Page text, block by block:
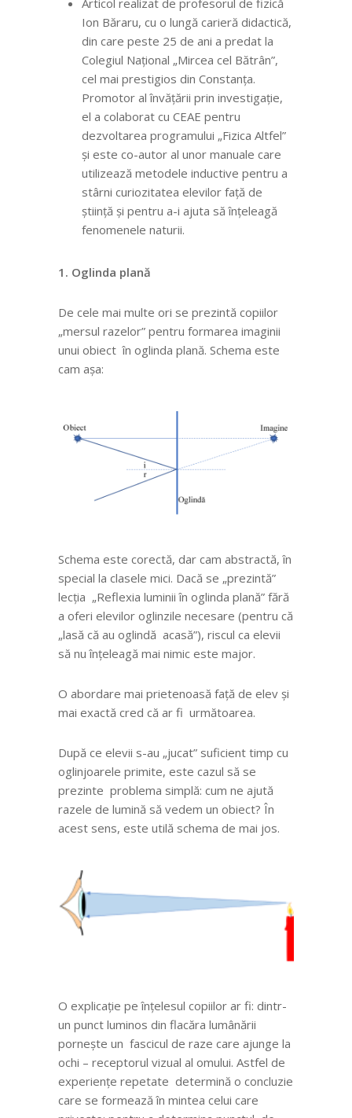
Articol realizat de profesorul de fizică
Ion Băraru, cu o lungă carieră didactică,
din care peste 25 de ani a predat la
Colegiul Național „Mircea cel Bătrân”,
cel mai prestigios din Constanța.
Promotor al învățării prin investigație,
el a colaborat cu CEAE pentru
dezvoltarea programului „Fizica Altfel”
și este co-autor al unor manuale care
utilizează metodele inductive pentru a
stârni curiozitatea elevilor față de
știință și pentru a-i ajuta să înțeleagă
fenomenele naturii.
1. Oglinda plană
De cele mai multe ori se prezintă copiilor
„mersul razelor” pentru formarea imaginii
unui obiect în oglinda plană. Schema este
cam așa:
Schema este corectă, dar cam abstractă, în
special la clasele mici. Dacă se „prezintă”
lecția „Reflexia luminii în oglinda plană” fără
a oferi elevilor oglinzile necesare (pentru că
„lasă că au oglindă acasă”), riscul ca elevii
să nu înțeleagă mai nimic este major.
O abordare mai prietenoasă față de elev și
mai exactă cred că ar fi următoarea.
După ce elevii s-au „jucat” suficient timp cu
oglinjoarele primite, este cazul să se
prezinte problema simplă: cum ne ajută
razele de lumină să vedem un obiect? În
acest sens, este utilă schema de mai jos.
O explicație pe înțelesul copiilor ar fi: dintr-
un punct luminos din flacăra lumânării
pornește un fascicul de raze care ajunge la
ochi – receptorul vizual al omului. Astfel de
experiențe repetate determină o concluzie
care se formează în mintea celui care